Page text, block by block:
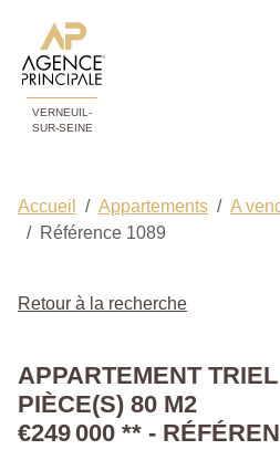
VERNEUIL-
SUR-SEINE
Accueil Appartements A
Référence 1089
Retour à la recherche
APPARTEMENT
PIÈCE(S) 80 M2
€249 000 ** -